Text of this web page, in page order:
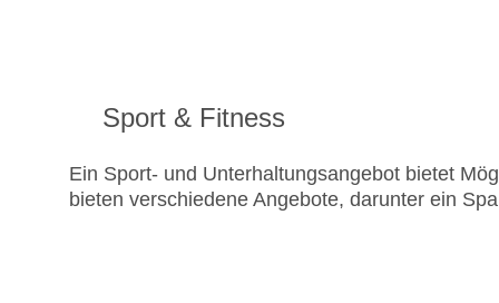
Sport & Fitness
Ein Sport- und Unterhaltungsangebot bietet
bieten verschiedene Angebote, darunter ein